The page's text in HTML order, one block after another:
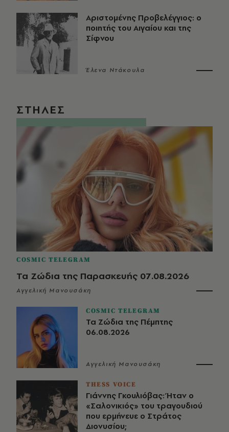
Αριστομένης Προβελέγγιος: ο
ποιητής του Αιγαίου και της
Σίφνου
Έλενα Ντάκουλα
ΣΤΗΛΕΣ
COSMIC TELEGRAM
Τα Ζώδια της Παρασκευής 07.08.2026
Αγγελική Μανουσάκη
COSMIC TELEGRAM
Τα Ζώδια της Πέμπτης
06.08.2026
Αγγελική Μανουσάκη
THESS VOICE
Γιάννης Γκουλιόβας: Ήταν ο
«Σαλονικιός» του τραγουδιού
που ερμήνευε ο Στράτος
Διονυσίου;